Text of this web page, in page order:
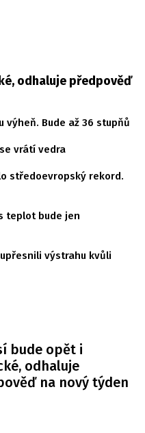
odhaluje předpověď
výheň. Bude až 36 stupňů
vrátí vedra
středoevropský rekord.
teplot bude jen
výstrahu kvůli
bude opět i
odhaluje
na nový týden